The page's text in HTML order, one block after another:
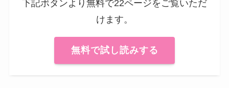
下記ボタンより無料で22ページをご覧いただ
けます。
無料で試し読みする